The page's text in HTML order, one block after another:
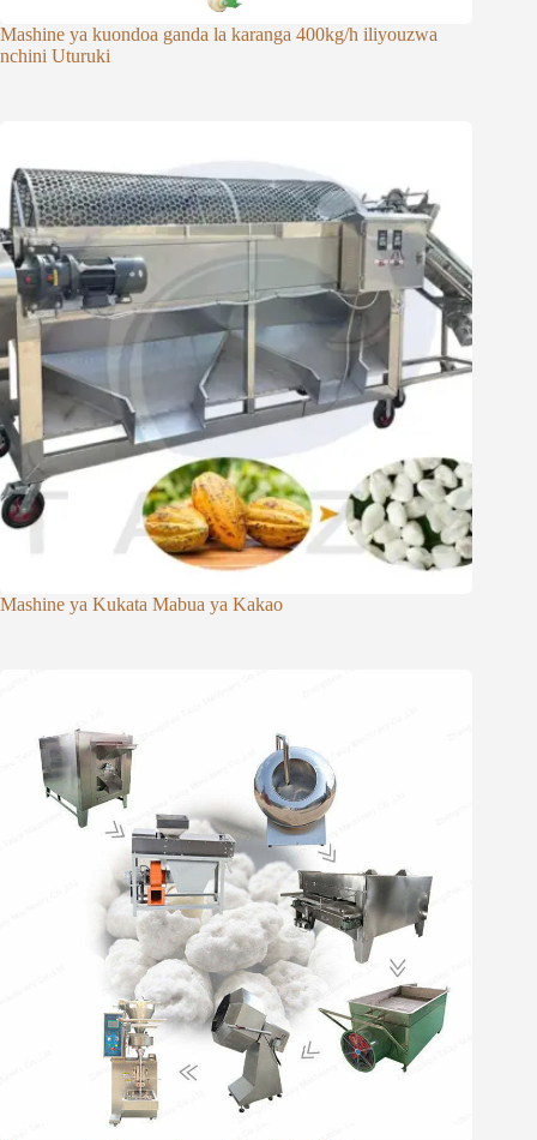
Mashine ya kuondoa ganda la karanga 400kg/h iliyouzwa
nchini Uturuki
Mashine ya Kukata Mabua ya Kakao